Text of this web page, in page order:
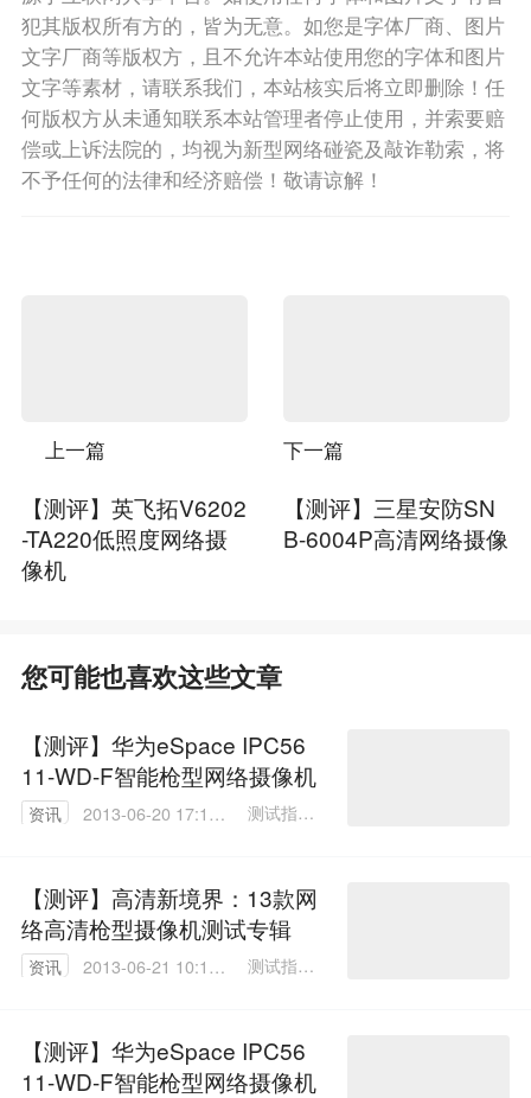
犯其版权所有方的，皆为无意。如您是字体厂商、图片
文字厂商等版权方，且不允许本站使用您的字体和图片
文字等素材，请联系我们，本站核实后将立即删除！任
何版权方从未通知联系本站管理者停止使用，并索要赔
偿或上诉法院的，均视为新型网络碰瓷及敲诈勒索，将
不予任何的法律和经济赔偿！敬请谅解！
上一篇
【测评】英飞拓V6202
-TA220低照度网络摄
像机
下一篇
【测评】三星安防SN
B-6004P高清网络摄像
您可能也喜欢这些文章
【测评】华为eSpace IPC56
11-WD-F智能枪型网络摄像机
资讯
2013-06-20 17:18:
测试指导/
【测评】高清新境界：13款网
络高清枪型摄像机测试专辑
资讯
2013-06-21 10:10:
测试指导/
【测评】华为eSpace IPC56
11-WD-F智能枪型网络摄像机